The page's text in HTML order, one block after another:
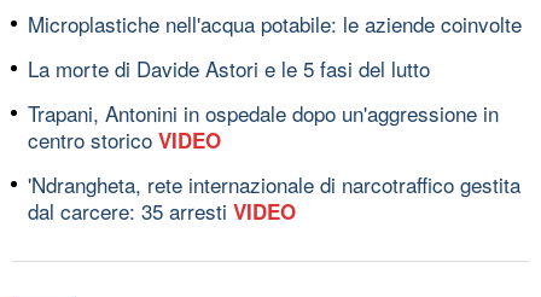
Microplastiche nell'acqua potabile: le aziende coinvolte
La morte di Davide Astori e le 5 fasi del lutto
Trapani, Antonini in ospedale dopo un'aggressione in
centro storico VIDEO
'Ndrangheta, rete internazionale di narcotraffico gestita
dal carcere: 35 arresti VIDEO